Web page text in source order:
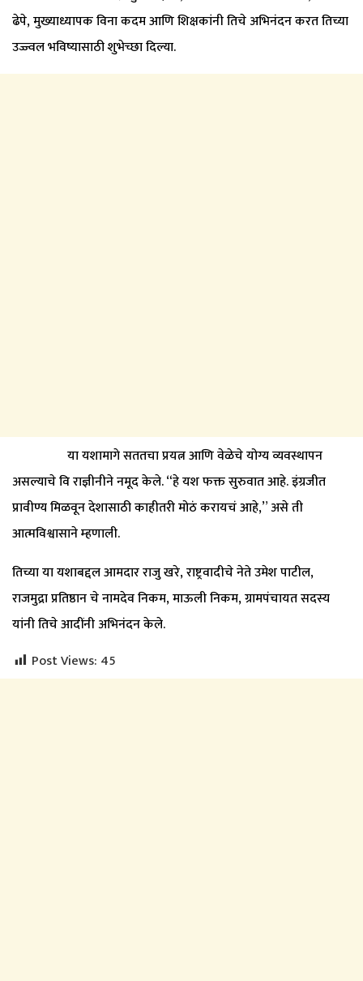
ढेपे, मुख्याध्यापक विना कदम आणि शिक्षकांनी तिचे अभिनंदन करत तिच्या
उज्ज्वल भविष्यासाठी शुभेच्छा दिल्या.
या यशामागे सततचा प्रयत्न आणि वेळेचे योग्य व्यवस्थापन
असल्याचे वि राज्ञीनीने नमूद केले. “हे यश फक्त सुरुवात आहे. इंग्रजीत
प्रावीण्य मिळवून देशासाठी काहीतरी मोठं करायचं आहे,” असे ती
आत्मविश्वासाने म्हणाली.
तिच्या या यशाबद्दल आमदार राजु खरे, राष्ट्रवादीचे नेते उमेश पाटील,
राजमुद्रा प्रतिष्ठान चे नामदेव निकम, माऊली निकम, ग्रामपंचायत सदस्य
यांनी तिचे आदींनी अभिनंदन केले.
Post Views: 45